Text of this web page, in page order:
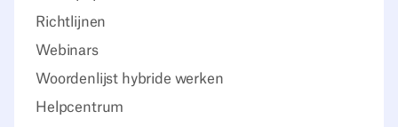
Richtlijnen
Webinars
Woordenlijst hybride werken
Helpcentrum